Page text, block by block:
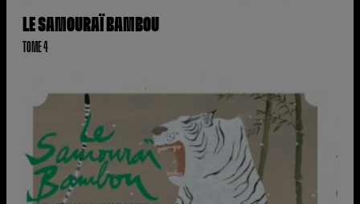
LE SAMOURAÏ BAMBOU
TOME 4